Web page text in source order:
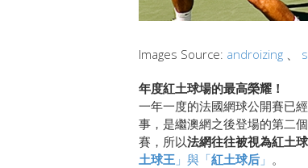
Images Source: androizing
年度紅土球場的最高榮耀！
一年一度的法國網球公開賽已
事，是繼澳網之後登場的第二
賽，所以法網往往被視為紅土
土球王 」與「紅土球后 」 。